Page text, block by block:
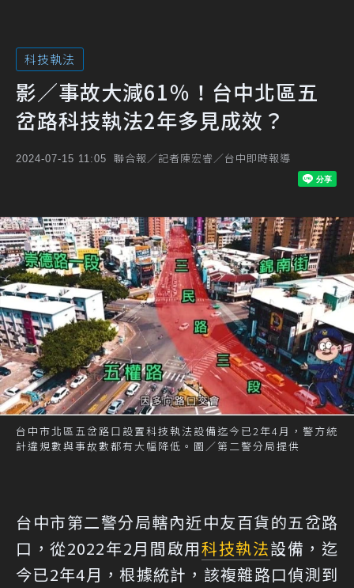
科技執法
影／事故大減61％！台中北區五
岔路科技執法2年多見成效？
2024-07-15 11:05 聯合報／記者陳宏睿／台中即時報導
台中市北區五岔路口設置科技執法設備迄今已2年4月，警方統
計違規數與事故數都有大幅降低。圖／第二警分局提供
台中市第二警分局轄內近中友百貨的五岔路
口，從2022年2月間啟用科技執法設備，迄
今已2年4月，根據統計，該複雜路口偵測到